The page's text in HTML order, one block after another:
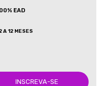
EAD
A 12 MESES
INSCREVA-SE